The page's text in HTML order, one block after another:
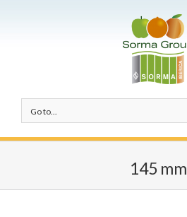
Go to...
145 mm